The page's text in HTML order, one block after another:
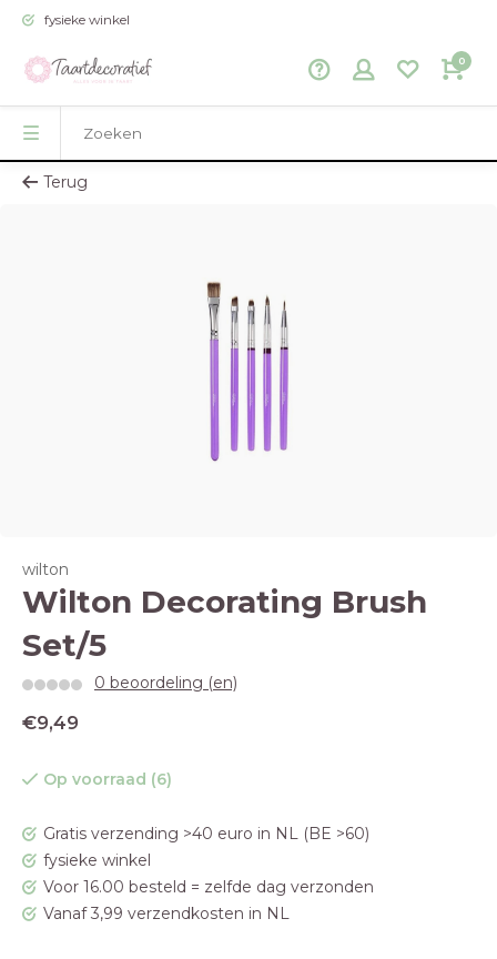
fysieke winkel
0
Terug
wilton
Wilton Decorating Brush
Set/5
0 beoordeling (en)
€9,49
Op voorraad (6)
Gratis verzending >40 euro in NL (BE >60)
fysieke winkel
Voor 16.00 besteld = zelfde dag verzonden
Vanaf 3,99 verzendkosten in NL